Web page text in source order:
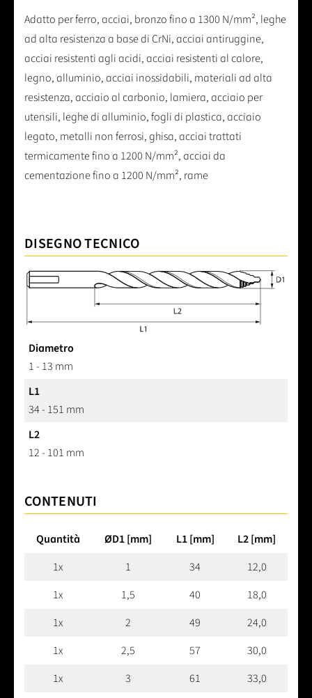
Adatto per ferro, acciai, bronzo fino a 1300 N/mm², leghe
ad alta resistenza a base di CrNi, acciai antiruggine,
acciai resistenti agli acidi, acciai resistenti al calore,
legno, alluminio, acciai inossidabili, materiali ad alta
resistenza, acciaio al carbonio, lamiera, acciaio per
utensili, leghe di alluminio, fogli di plastica, acciaio
legato, metalli non ferrosi, ghisa, acciai trattati
termicamente fino a 1200 N/mm², acciai da
cementazione fino a 1200 N/mm², rame
DISEGNO TECNICO
Diametro
1 - 13 mm
L1
34 - 151 mm
L2
12 - 101 mm
CONTENUTI
Quantità ØD1 [mm] L1 [mm]
L2 [mm]
1x
1 34
12,0
1x
1,5 40
18,0
1x
2 49
24,0
1x
2,5 57
30,0
1x
3 61
33,0